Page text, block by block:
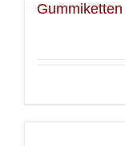
Gummiketten